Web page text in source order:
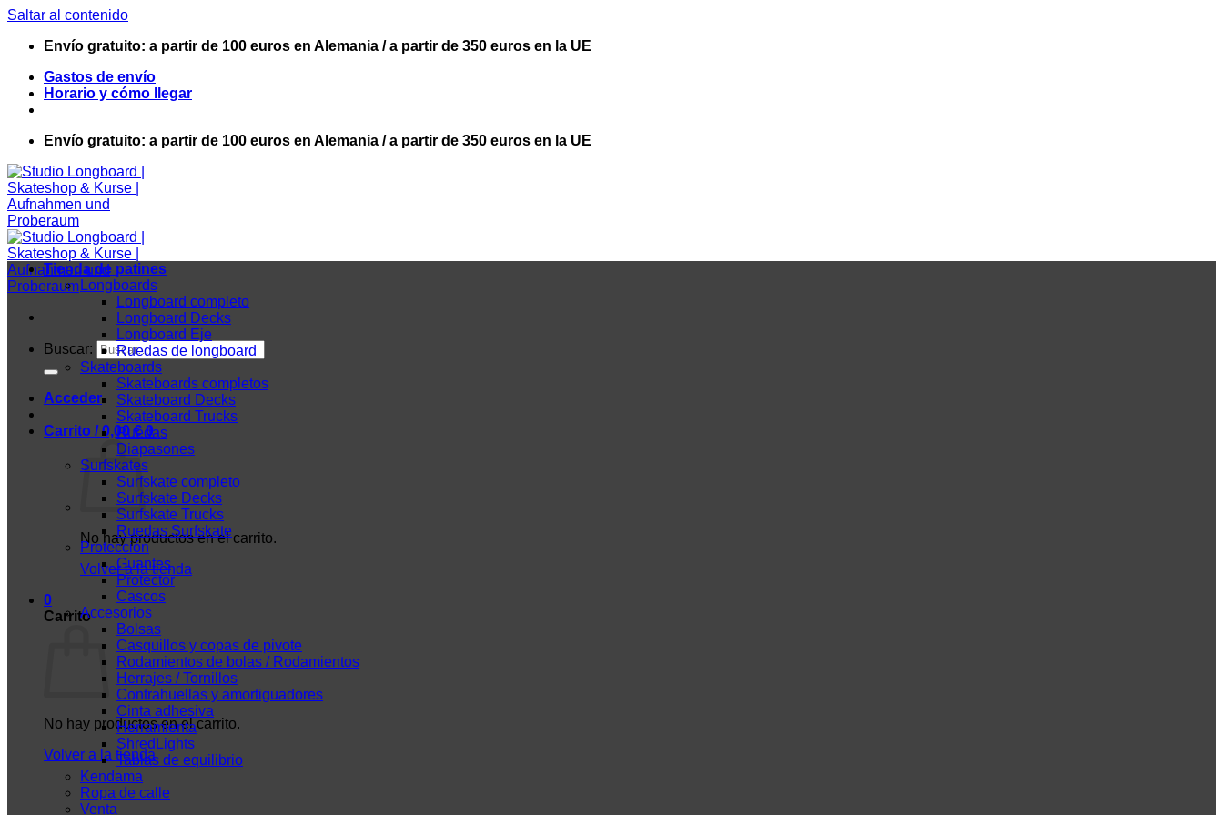
Saltar al contenido
Envío gratuito: a partir de 100 euros en Alemania / a partir de 350 euros en la UE
Gastos de envío
Horario y cómo llegar
Envío gratuito: a partir de 100 euros en Alemania / a partir de 350 euros en la UE
Buscar:
Acceder
Carrito /0,00€ 0
No hay productos en el carrito.
Volver a la tienda
0
Carrito
No hay productos en el carrito.
Volver a la tienda
Tienda de patines
Longboards
Longboard completo
Longboard Decks
Longboard Eje
Ruedas de longboard
Skateboards
Skateboards completos
Skateboard Decks
Skateboard Trucks
Ruedas
Diapasones
Surfskates
Surfskate completo
Surfskate Decks
Surfskate Trucks
Ruedas Surfskate
Protección
Guantes
Protector
Cascos
Accesorios
Bolsas
Casquillos y copas de pivote
Rodamientos de bolas / Rodamientos
Herrajes / Tornillos
Contrahuellas y amortiguadores
Cinta adhesiva
Herramienta
ShredLights
Tablas de equilibrio
Kendama
Ropa de calle
Venta